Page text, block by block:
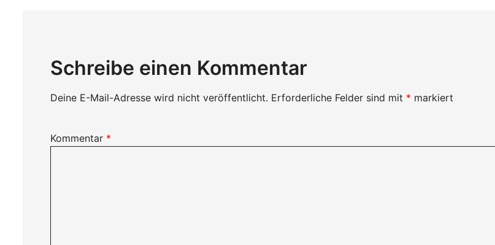
Schreibe einen Kommentar
Deine E-Mail-Adresse wird nicht veröffentlicht. Erforderliche Felder sind mit * markiert
Kommentar *